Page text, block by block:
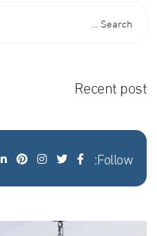
Recent post
Follow: